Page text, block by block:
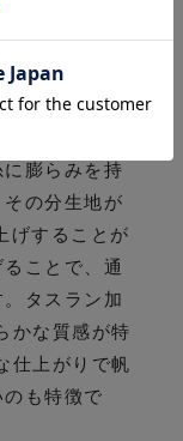
なタッチ感
とは、繊維
膨らみを持
の分生地が
げすることが
ことで、通
タスラン加
かな質感が特
仕上がりで帆
も特徴で